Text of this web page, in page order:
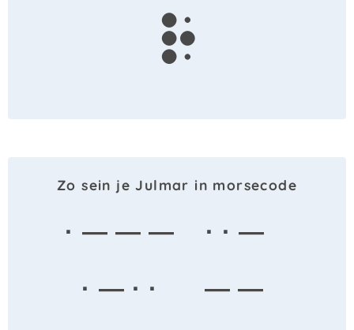
r
Zo sein je Julmar in morsecode
· — — —
· · —
· — · ·
— —